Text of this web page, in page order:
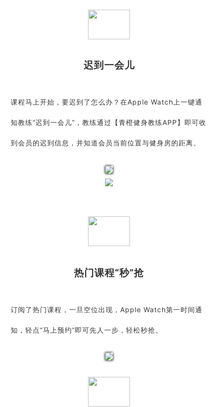
迟到一会儿
课程马上开始，要迟到了怎么办？在Apple Watch上一键通
知教练“迟到一会儿”，教练通过【青橙健身教练APP】即可收
到会员的迟到信息，并知道会员当前位置与健身房的距离。
热门课程“秒”抢
订阅了热门课程，一旦空位出现，Apple Watch第一时间通
知，轻点“马上预约”即可先人一步，轻松秒抢。